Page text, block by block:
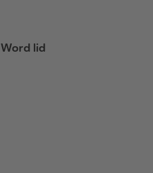
Word lid